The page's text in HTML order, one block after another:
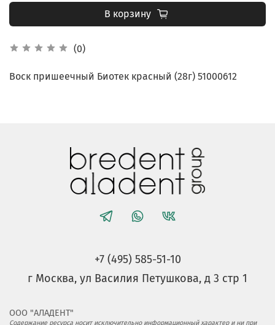
(0)
В корзину
Воск пришеечный Биотек красный (28г) 51000612
+7 (495) 585-51-10
г Москва, ул Василия Петушкова, д 3 стр 1
ООО "АЛАДЕНТ"
Содержание ресурса носит исключительно информационный характер и ни при